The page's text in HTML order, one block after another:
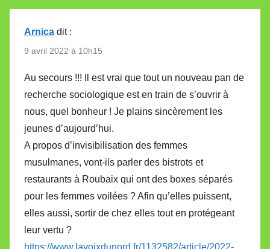
Arnica dit :
9 avril 2022 à 10h15
Au secours !!! Il est vrai que tout un nouveau pan de
recherche sociologique est en train de s’ouvrir à
nous, quel bonheur ! Je plains sincèrement les
jeunes d’aujourd’hui.
A propos d’invisibilisation des femmes
musulmanes, vont-ils parler des bistrots et
restaurants à Roubaix qui ont des boxes séparés
pour les femmes voilées ? Afin qu’elles puissent,
elles aussi, sortir de chez elles tout en protégeant
leur vertu ?
https://www.lavoixdunord.fr/1132582/article/2022-